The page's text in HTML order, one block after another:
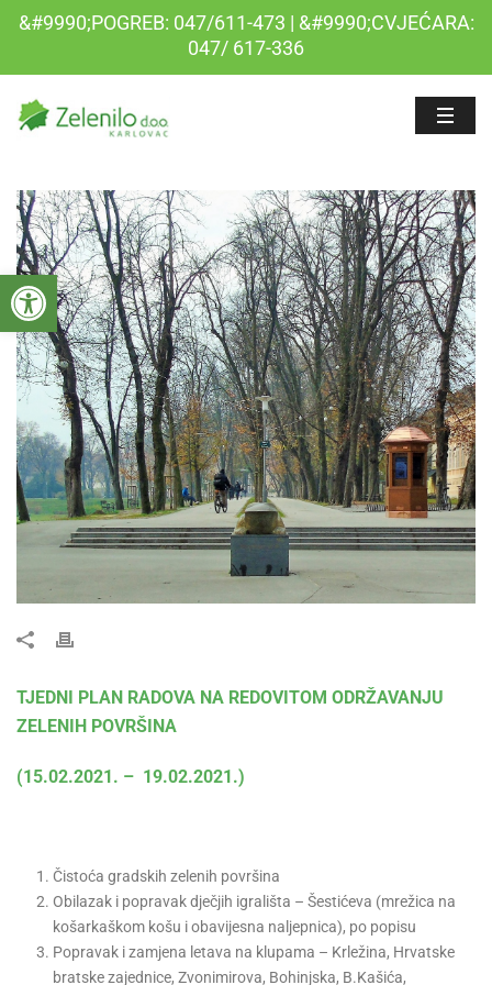
Open toolbar
&#9990;POGREB: 047/611-473 | &#9990;CVJEĆARA:
047/ 617-336
TJEDNI PLAN RADOVA NA REDOVITOM ODRŽAVANJU
ZELENIH POVRŠINA
(15.02.2021. – 19.02.2021.)
Čistoća gradskih zelenih površina
Obilazak i popravak dječjih igrališta – Šestićeva (mrežica na
košarkaškom košu i obavijesna naljepnica), po popisu
Popravak i zamjena letava na klupama – Krležina, Hrvatske
bratske zajednice, Zvonimirova, Bohinjska, B.Kašića,